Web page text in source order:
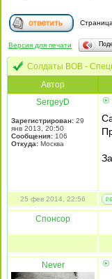
Страница
Версия для печати
Солдаты ВОВ -
Автор
SergeyD
Зарегистрирован: 29
янв 2013, 20:50
Сообщения: 106
Откуда: Москва
25 фев 2014, 22:56
Спонсор
Never